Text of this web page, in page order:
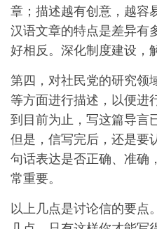
章；描述越有创意，越容
汉语文章的特点是差异有
好相反。深化制度建设，
第四，对社民党的研究领
等方面进行描述，以便进
到目前为止，写这篇导言
但是，信写完后，还是要
句话表达是否正确、准确
常重要。
以上几点是讨论信的要点